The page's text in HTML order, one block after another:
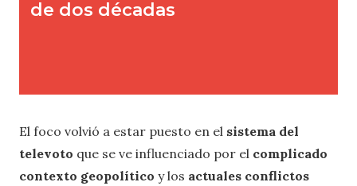
El foco volvió a estar puesto en el sistema del
televoto que se ve influenciado por el complicado
contexto geopolítico y los actuales conflictos